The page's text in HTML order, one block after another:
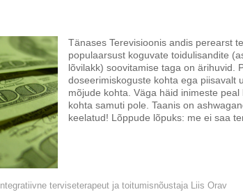
Tänases Terevisioonis andis perearst
populaarsust koguvate toidulisandite
lõvilakk) soovitamise taga on ärihuvid.
doseerimiskoguste kohta ega piisavalt
mõjude kohta. Väga häid inimeste
kohta samuti pole. Taanis on
keelatud! Lõppude lõpuks: me ei saa
Integratiivne terviseterapeut ja toitumisnõustaja Liis Orav